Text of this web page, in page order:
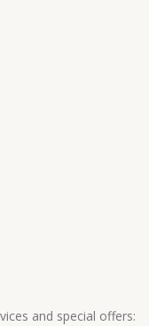
and special offers: